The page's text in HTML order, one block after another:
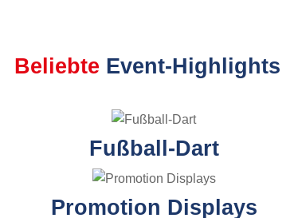
Beliebte Event-Highlights
Fußball-Dart
Promotion Displays